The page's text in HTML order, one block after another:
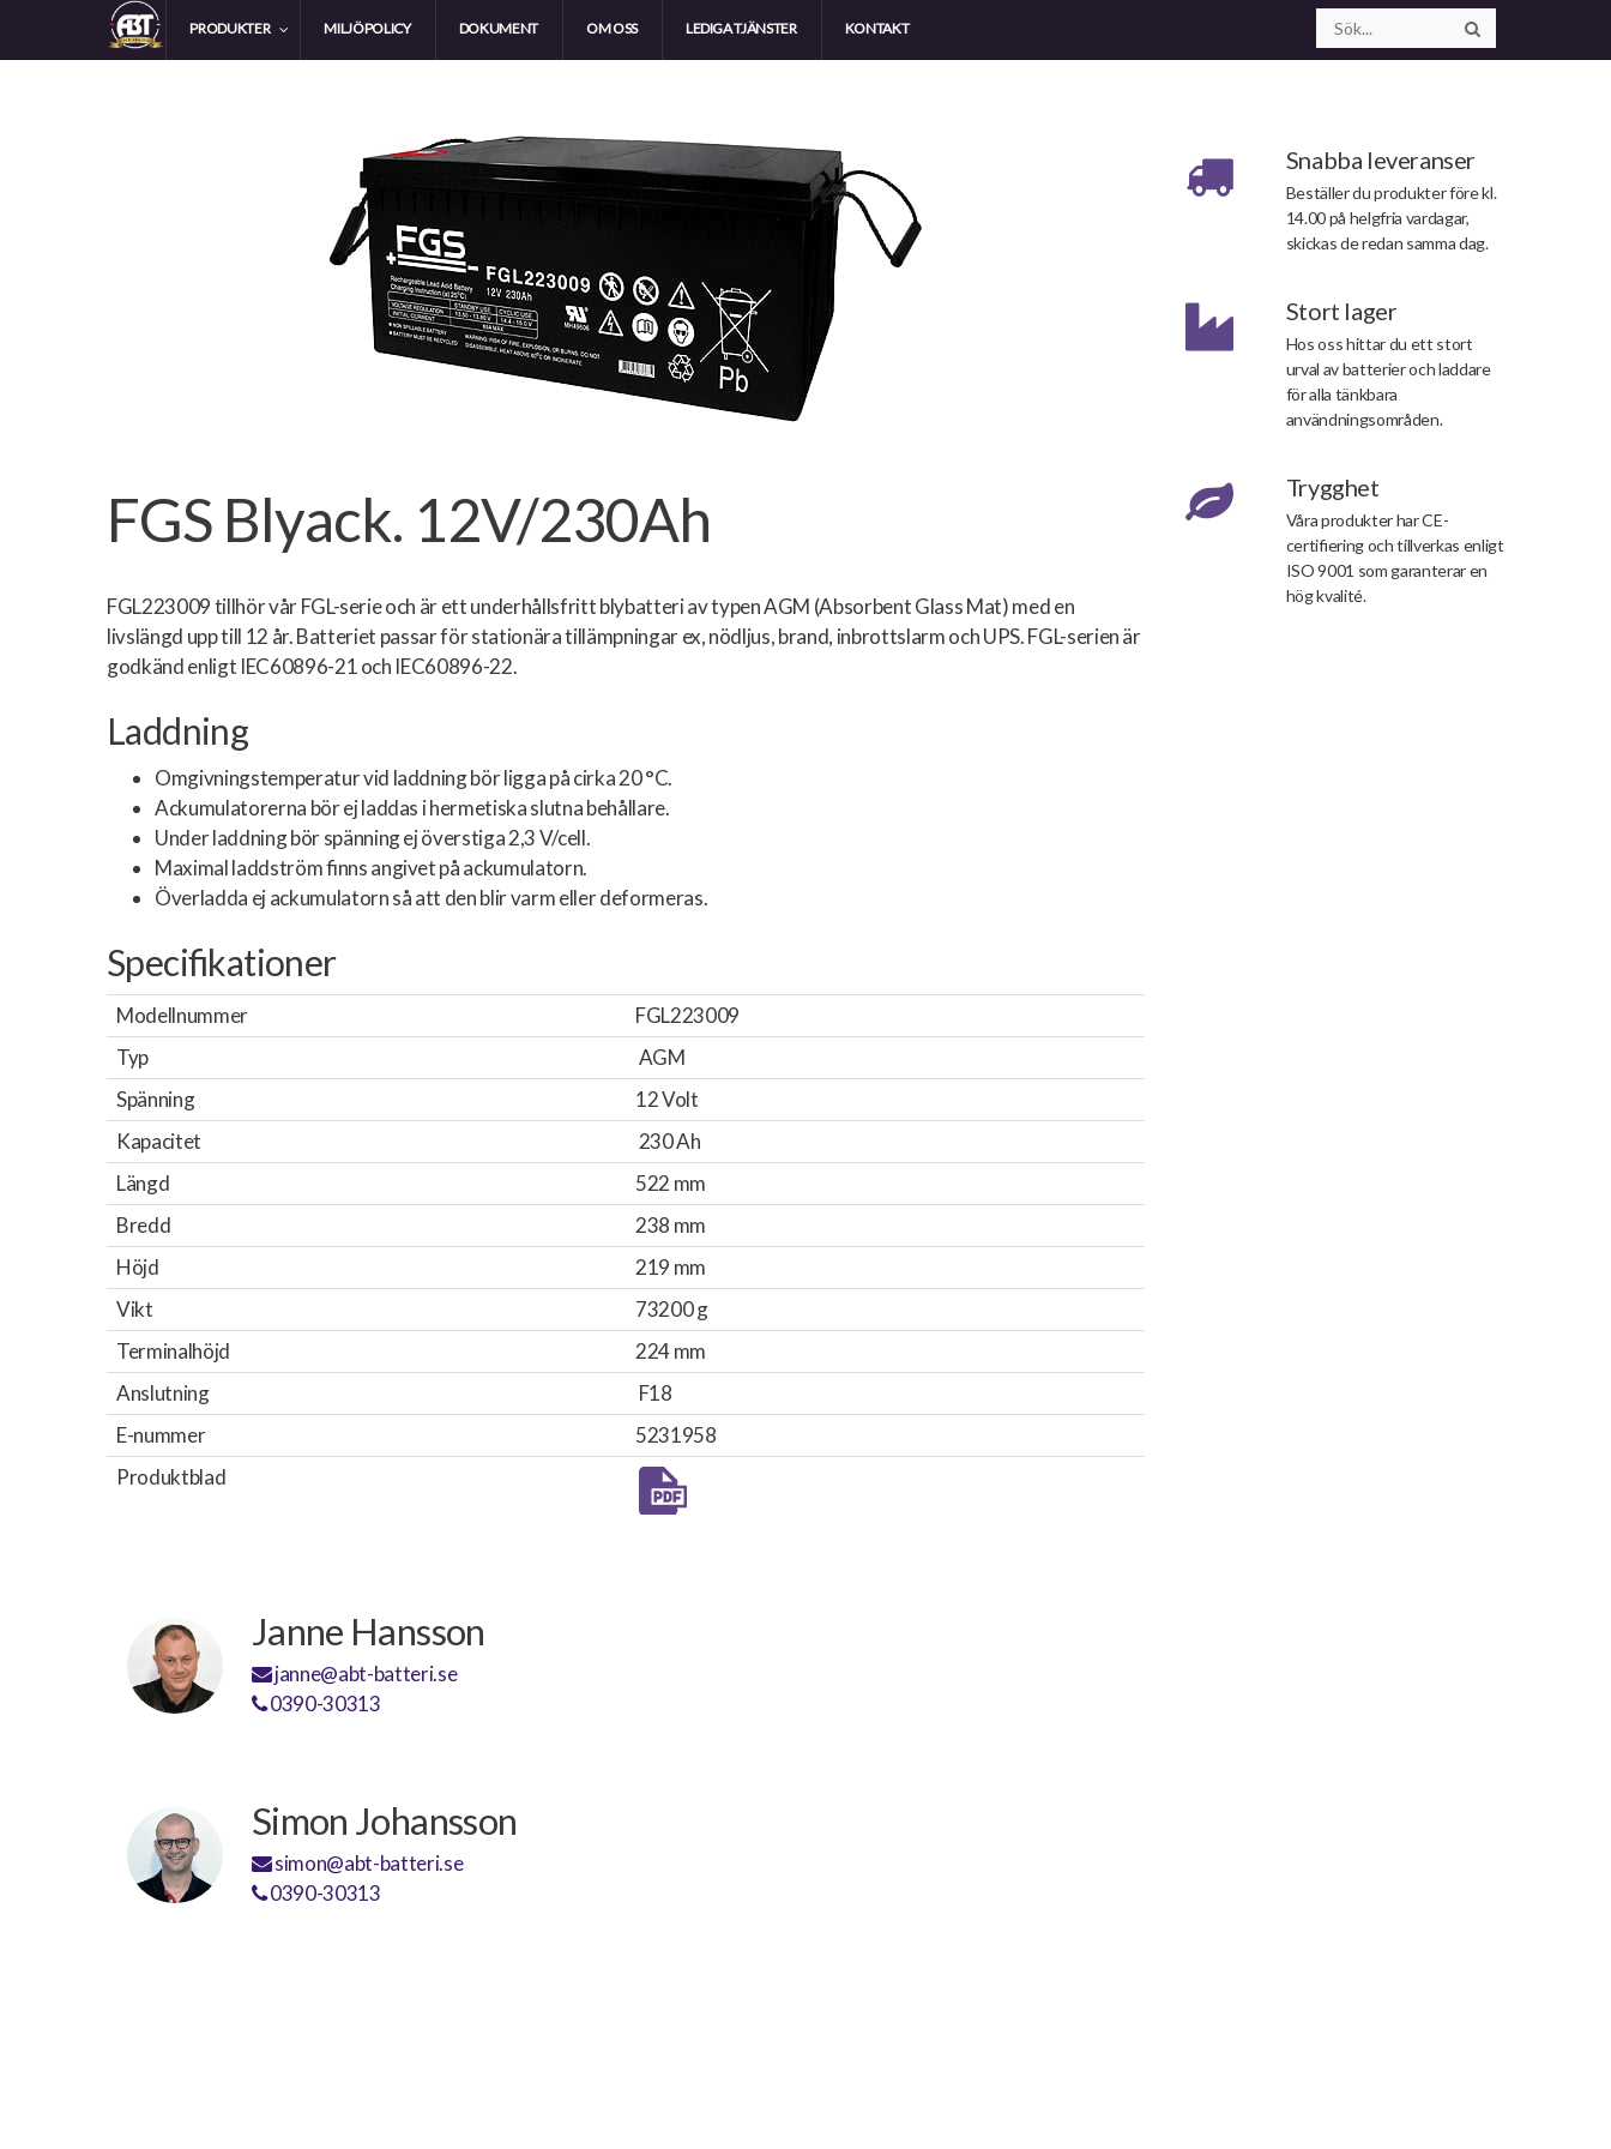
PRODUKTER MILJÖPOLICY DOKUMENT OM OSS LEDIGA TJÄNSTER KONTAKT
FGS Blyack. 12V/230Ah
FGL223009 tillhör vår FGL-serie och är ett underhållsfritt blybatteri av typen AGM (Absorbent Glass Mat) med en
livslängd upp till 12 år. Batteriet passar för stationära tillämpningar ex, nödljus, brand, inbrottslarm och UPS. FGL-serien är
godkänd enligt IEC60896-21 och IEC60896-22.
Laddning
Omgivningstemperatur vid laddning bör ligga på cirka 20 °C.
Ackumulatorerna bör ej laddas i hermetiska slutna behållare.
Under laddning bör spänning ej överstiga 2,3 V/cell.
Maximal laddström finns angivet på ackumulatorn.
Överladda ej ackumulatorn så att den blir varm eller deformeras.
Specifikationer
Modellnummer
FGL223009
Typ
AGM
Spänning
12 Volt
Kapacitet
230 Ah
Längd
522 mm
Bredd
238 mm
Höjd
219 mm
Vikt
73200 g
Terminalhöjd
224 mm
Anslutning
F18
E-nummer
5231958
Produktblad
Janne Hansson
janne@abt-batteri.se
0390-30313
Simon Johansson
simon@abt-batteri.se
0390-30313
Snabba leveranser
Beställer du produkter före kl.
14.00 på helgfria vardagar,
skickas de redan samma dag.
Stort lager
Hos oss hittar du ett stort
urval av batterier och laddare
för alla tänkbara
användningsområden.
Trygghet
Våra produkter har CE-
certifiering och tillverkas enligt
ISO 9001 som garanterar en
hög kvalité.